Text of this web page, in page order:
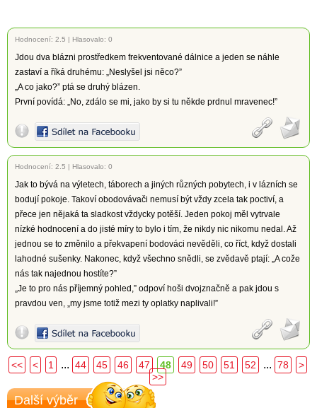
Hodnocení: 2.5 | Hlasovalo: 0
Jdou dva blázni prostředkem frekventované dálnice a jeden se náhle
zastaví a říká druhému: „Neslyšel jsi něco?”
„A co jako?” ptá se druhý blázen.
První povídá: „No, zdálo se mi, jako by si tu někde prdnul mravenec!”
Hodnocení: 2.5 | Hlasovalo: 0
Jak to bývá na výletech, táborech a jiných různých pobytech, i v lázních se
bodují pokoje. Takoví obodovávači nemusí být vždy zcela tak poctiví, a
přece jen nějaká ta sladkost vždycky potěší. Jeden pokoj měl vytrvale
nízké hodnocení a do jisté míry to bylo i tím, že nikdy nic nikomu nedal. Až
jednou se to změnilo a překvapení bodováci nevěděli, co říct, když dostali
lahodné sušenky. Nakonec, když všechno snědli, se zvědavě ptají: „A cože
nás tak najednou hostíte?”
„Je to pro nás příjemný pohled,” odpoví hoši dvojznačně a pak jdou s
pravdou ven, „my jsme totiž mezi ty oplatky naplivali!”
<< < 1 ... 44 45 46 47 48 49 50 51 52 ... 78
>
>>
Další výběr